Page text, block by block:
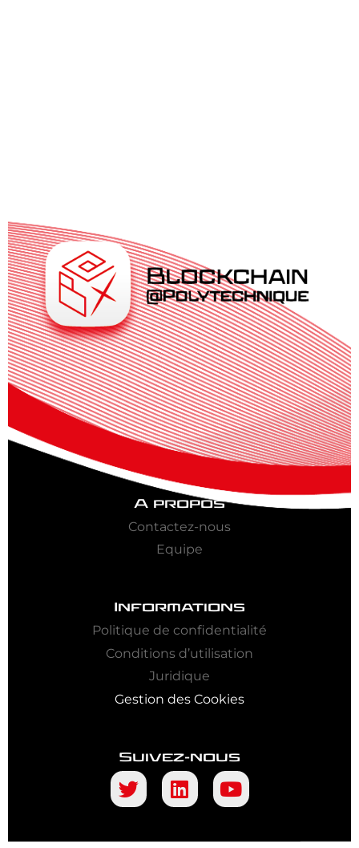
A propos
Contactez-nous
Equipe
Informations
Politique de confidentialité
Conditions d’utilisation
Juridique
Gestion des Cookies
Suivez-nous